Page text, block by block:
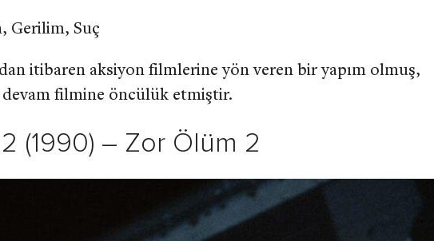
Gerilim, Suç
itibaren aksiyon filmlerine yön veren bir yapım olmuş,
devam filmine öncülük etmiştir.
(1990) – Zor Ölüm 2